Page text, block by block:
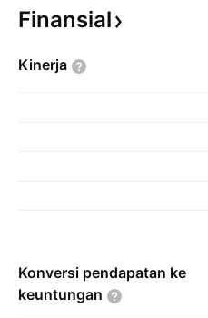
Finansial
Kinerja
Konversi pendapatan ke
keuntungan